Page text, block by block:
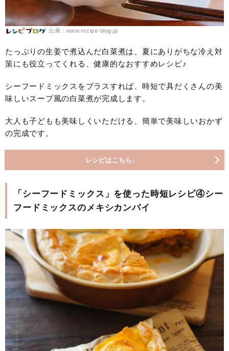
出典：www.recipe-blog.jp
たっぷりの生姜で煮込んだ白菜煮は、夏にありがちな冷え対
策にも役立ってくれる、健康的なおすすめレシピ♪
シーフードミックスをプラスすれば、時短で具だくさんの美
味しいスープ風の白菜煮が完成します。
大人も子どもも美味しくいただける、簡単で美味しいおかず
の完成です。
レシピはこちら♪
「シーフードミックス」を使った時短レシピ④シー
フードミックスのメキシカンパイ